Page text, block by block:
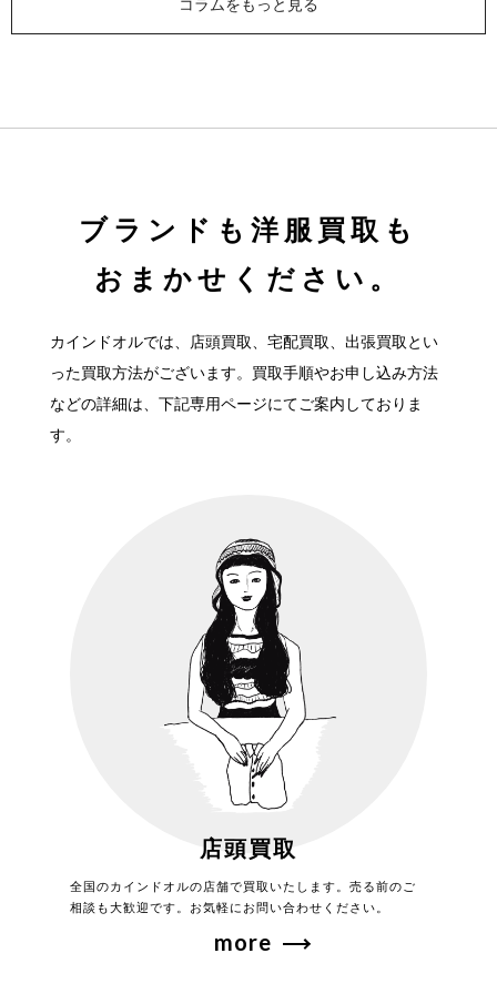
コラムをもっと見る
ブランドも洋服買取も
おまかせください。
カインドオルでは、店頭買取、宅配買取、出張買取とい
った買取方法がございます。 買取手順やお申し込み方法
などの詳細は、下記専用ページにてご案内しておりま
す。
店頭買取
全国のカインドオルの店舗で買取いたします。売る前のご
相談も大歓迎です。お気軽にお問い合わせください。
more